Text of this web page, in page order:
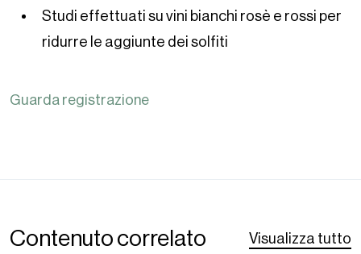
Studi effettuati su vini bianchi rosè e rossi per
ridurre le aggiunte dei solfiti
Guarda registrazione
Contenuto correlato Visualizza tutto